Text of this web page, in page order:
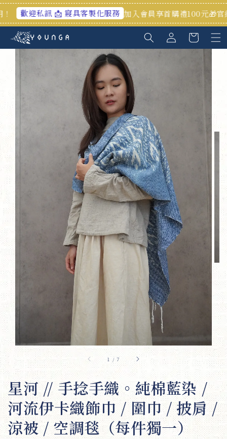
寢具客製化服務 加入會員享首購禮100元🎁官網/高雄門市皆
1 /7
星河 // 手捻手織。純棉藍染 /
河流伊卡織飾巾 / 圍巾 / 披肩 /
涼被 / 空調毯（每件獨一）